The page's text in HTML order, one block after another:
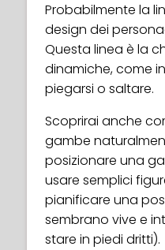
Probabilmente la
design dei
Questa linea è la
dinamiche, come
piegarsi o saltare.
Scoprirai anche
gambe
posizionare una
usare semplici
pianificare una
sembrano vive e
stare in piedi dritti).